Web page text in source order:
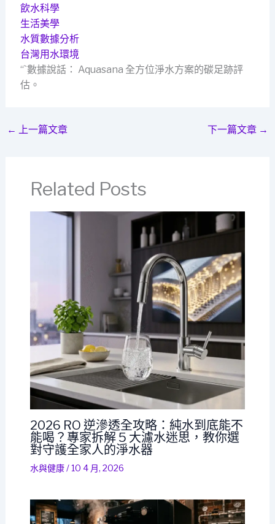
飲水科學
生活美學
水質數據分析
台灣用水環境
“`數據說話： Aquasana 全方位淨水方案的碳足跡評
估。
← 上一篇文章 下一篇文章 →
Related Posts
2026 RO 逆滲透全攻略：純水到底能不
能喝？專家拆解 5 大濾水迷思，教你選
對守護全家人的淨水器
水與健康/10 4 月, 2026